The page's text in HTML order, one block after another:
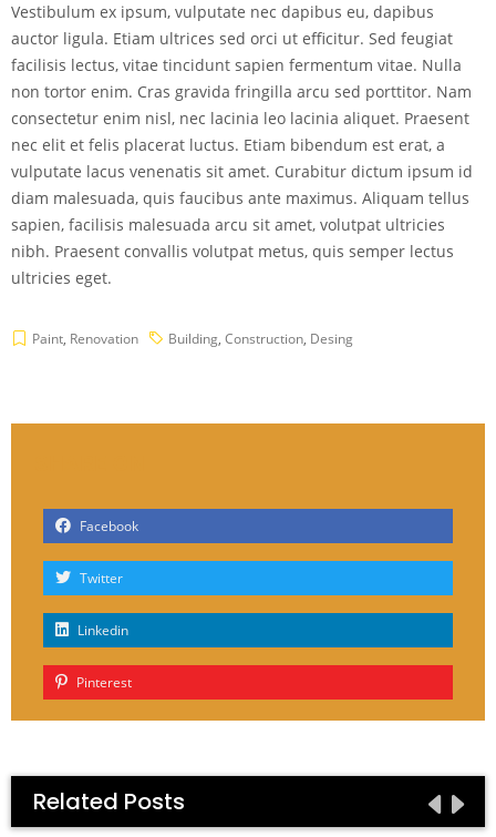
Vestibulum ex ipsum, vulputate nec dapibus eu, dapibus
auctor ligula. Etiam ultrices sed orci ut efficitur. Sed feugiat
facilisis lectus, vitae tincidunt sapien fermentum vitae. Nulla
non tortor enim. Cras gravida fringilla arcu sed porttitor. Nam
consectetur enim nisl, nec lacinia leo lacinia aliquet. Praesent
nec elit et felis placerat luctus. Etiam bibendum est erat, a
vulputate lacus venenatis sit amet. Curabitur dictum ipsum id
diam malesuada, quis faucibus ante maximus. Aliquam tellus
sapien, facilisis malesuada arcu sit amet, volutpat ultricies
nibh. Praesent convallis volutpat metus, quis semper lectus
ultricies eget.
Paint, Renovation Building, Construction, Desing
Facebook
Twitter
Linkedin
Pinterest
Related Posts